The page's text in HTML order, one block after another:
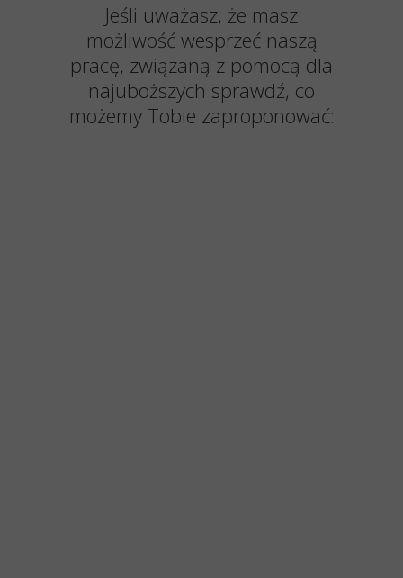
Jeśli uważasz, że masz
możliwość wesprzeć naszą
pracę, związaną z pomocą dla
najuboższych sprawdź, co
możemy Tobie zaproponować: